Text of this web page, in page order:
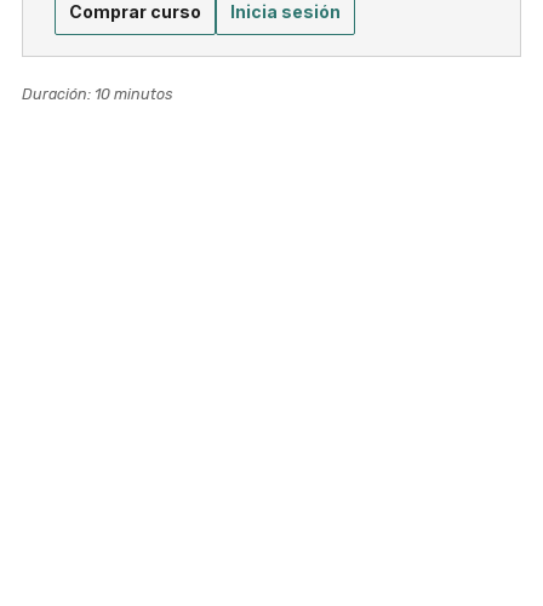
Comprar curso Inicia sesión
Duración: 10 minutos